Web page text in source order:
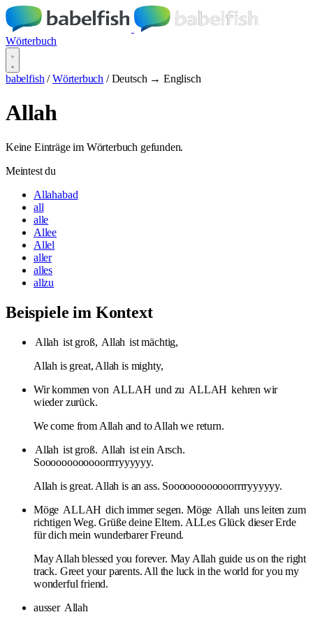
Wörterbuch
babelfish / Wörterbuch / Deutsch → Englisch
Allah
Keine Einträge im Wörterbuch gefunden.
Meintest du
Allahabad
all
alle
Allee
Allel
aller
alles
allzu
Beispiele im Kontext
Allah ist groß, Allah ist mächtig,
Allah is great, Allah is mighty,
Wir kommen von ALLAH und zu ALLAH kehren wir
wieder zurück.
We come from Allah and to Allah we return.
Allah ist groß. Allah ist ein Arsch.
Soooooooooooorrrryyyyyy.
Allah is great. Allah is an ass. Soooooooooooorrrryyyyyy.
Möge ALLAH dich immer segen. Möge Allah uns leiten zum
richtigen Weg. Grüße deine Eltern. ALLes Glück dieser Erde
für dich mein wunderbarer Freund.
May Allah blessed you forever. May Allah guide us on the right
track. Greet your parents. All the luck in the world for you my
wonderful friend.
ausser Allah